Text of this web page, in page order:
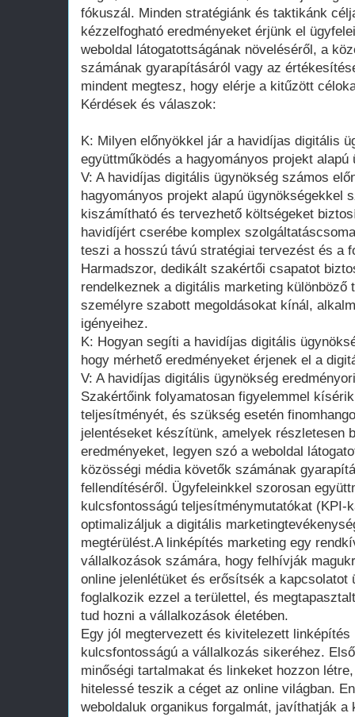
fókuszál. Minden stratégiánk és taktikánk
kézzelfogható eredményeket érjünk el
weboldal látogatottságának növeléséről, a
számának gyarapításáról vagy az
mindent megtesz, hogy elérje a kitűzött
Kérdések és válaszok:
K: Milyen előnyökkel jár a havidíjas digitális
együttműködés a hagyományos projekt
V: A havidíjas digitális ügynökség számos
hagyományos projekt alapú ügynökségekkel
kiszámítható és tervezhető költségeket
havidíjért cserébe komplex
teszi a hosszú távú stratégiai tervezést és a
Harmadszor, dedikált szakértői csapatot
rendelkeznek a digitális marketing különböző
személyre szabott megoldásokat kínál,
igényeihez.
K: Hogyan segíti a havidíjas digitális
hogy mérhető eredményeket érjenek el a
V: A havidíjas digitális ügynökség
Szakértőink folyamatosan figyelemmel
teljesítményét, és szükség esetén
jelentéseket készítünk, amelyek részletesen
eredményeket, legyen szó a weboldal
közösségi média követők számának
fellendítéséről. Ügyfeleinkkel szorosan
kulcsfontosságú teljesítménymutatókat (KPI-
optimalizáljuk a digitális
megtérülést.A linképítés marketing egy
vállalkozások számára, hogy felhívják
online jelenlétüket és erősítsék a kapcsolatot
foglalkozik ezzel a területtel, és
tud hozni a vállalkozások életében.
Egy jól megtervezett és kivitelezett linképítés
kulcsfontosságú a vállalkozás sikeréhez.
minőségi tartalmakat és linkeket hozzon
hitelessé teszik a céget az online világban.
weboldaluk organikus forgalmát, javíthatják